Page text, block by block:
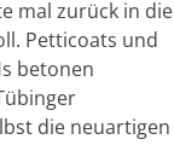
mal zurück in die
Petticoats und
betonen
die neuartigen